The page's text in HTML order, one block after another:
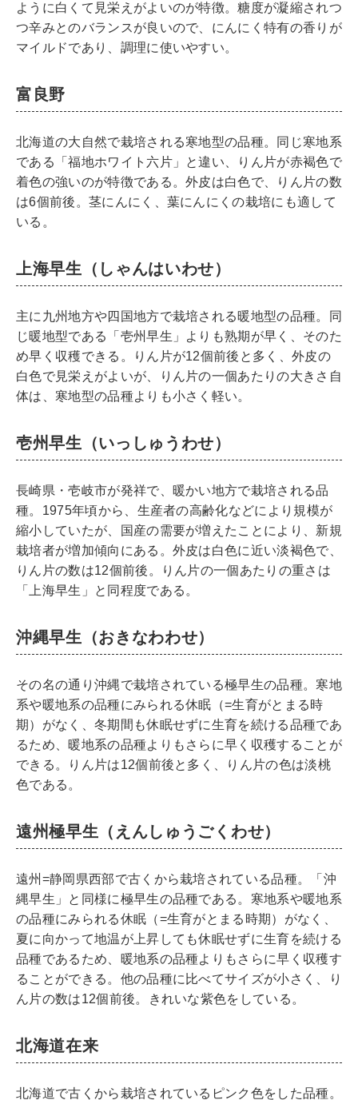
ように白くて見栄えがよいのが特徴。糖度が凝縮されつ
つ辛みとのバランスが良いので、にんにく特有の香りが
マイルドであり、調理に使いやすい。
富良野
北海道の大自然で栽培される寒地型の品種。同じ寒地系
である「福地ホワイト六片」と違い、りん片が赤褐色で
着色の強いのが特徴である。外皮は白色で、りん片の数
は6個前後。茎にんにく、葉にんにくの栽培にも適して
いる。
上海早生（しゃんはいわせ）
主に九州地方や四国地方で栽培される暖地型の品種。同
じ暖地型である「壱州早生」よりも熟期が早く、そのた
め早く収穫できる。りん片が12個前後と多く、外皮の
白色で見栄えがよいが、りん片の一個あたりの大きさ自
体は、寒地型の品種よりも小さく軽い。
壱州早生（いっしゅうわせ）
長崎県・壱岐市が発祥で、暖かい地方で栽培される品
種。1975年頃から、生産者の高齢化などにより規模が
縮小していたが、国産の需要が増えたことにより、新規
栽培者が増加傾向にある。外皮は白色に近い淡褐色で、
りん片の数は12個前後。りん片の一個あたりの重さは
「上海早生」と同程度である。
沖縄早生（おきなわわせ）
その名の通り沖縄で栽培されている極早生の品種。寒地
系や暖地系の品種にみられる休眠（=生育がとまる時
期）がなく、冬期間も休眠せずに生育を続ける品種であ
るため、暖地系の品種よりもさらに早く収穫することが
できる。りん片は12個前後と多く、りん片の色は淡桃
色である。
遠州極早生（えんしゅうごくわせ）
遠州=静岡県西部で古くから栽培されている品種。「沖
縄早生」と同様に極早生の品種である。寒地系や暖地系
の品種にみられる休眠（=生育がとまる時期）がなく、
夏に向かって地温が上昇しても休眠せずに生育を続ける
品種であるため、暖地系の品種よりもさらに早く収穫す
ることができる。他の品種に比べてサイズが小さく、り
ん片の数は12個前後。きれいな紫色をしている。
北海道在来
北海道で古くから栽培されているピンク色をした品種。